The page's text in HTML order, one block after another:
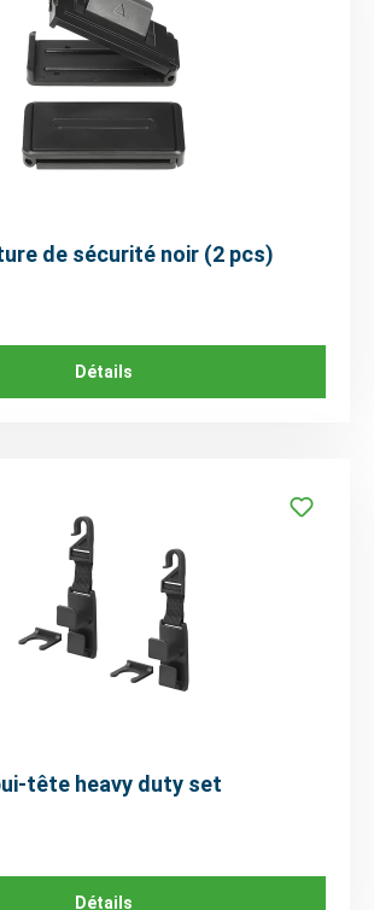
de sécurité noir (2 pcs)
Détails
tête heavy duty set
Détails